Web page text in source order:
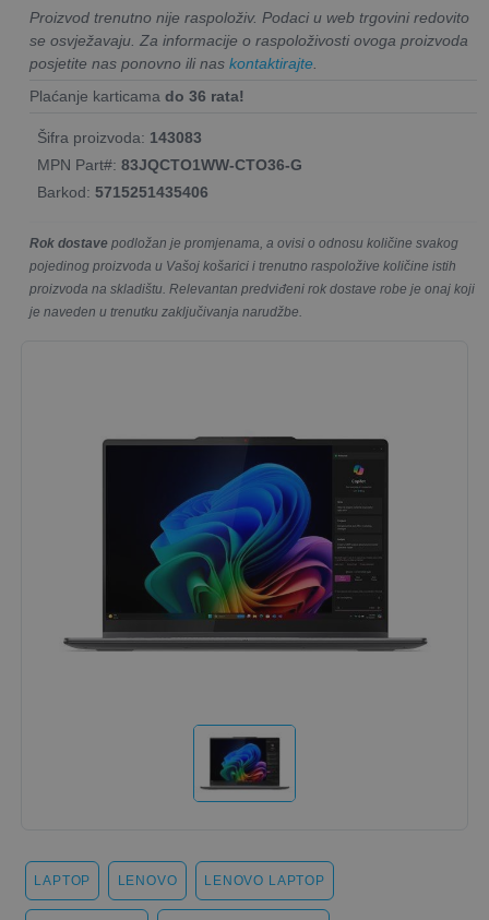
LAPTOP LENOVO LENOVO LAPTOP
Proizvod trenutno nije raspoloživ. Podaci u web trgovini redovito
se osvježavaju. Za informacije o raspoloživosti ovoga proizvoda
posjetite nas ponovno ili nas kontaktirajte
Plaćanje karticama do 36 rata!
Šifra proizvoda: 143083
MPN Part#: 83JQCTO1WW-CTO36-G
Barkod: 5715251435406
Rok dostave podložan je promjenama, a ovisi o odnosu količine svakog
pojedinog proizvoda u Vašoj košarici i trenutno raspoložive količine istih
proizvoda na skladištu. Relevantan predviđeni rok dostave robe je onaj koji
je naveden u trenutku zaključivanja narudžbe.